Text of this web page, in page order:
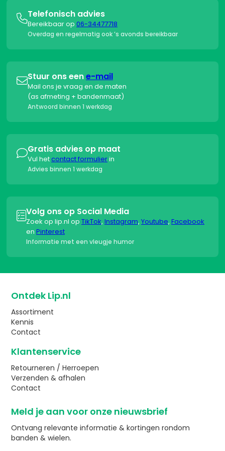
Telefonisch advies
Bereikbaar op 06-34477718
Overdag en regelmatig ook ’s avonds bereikbaar
Stuur ons eene-mail
Mail ons je vraag en de maten
(as afmeting + bandenmaat)
Antwoord binnen 1 werkdag
Gratis advies op maat
Vul hetcontact formulierin
Advies binnen 1 werkdag
Volg ons op Social Media
Zoek op lip.nl op TikTok, Instagram, Youtube, Facebook
en Pinterest
Informatie met een vleugje humor
Ontdek Lip.nl
Assortiment
Kennis
Contact
Klantenservice
Retourneren / Herroepen
Verzenden & afhalen
Contact
Meld je aan voor onze nieuwsbrief
Ontvang relevante informatie & kortingen rondom
banden & wielen.